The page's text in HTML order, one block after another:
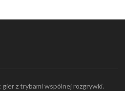
z trybami wspólnej rozgrywki.